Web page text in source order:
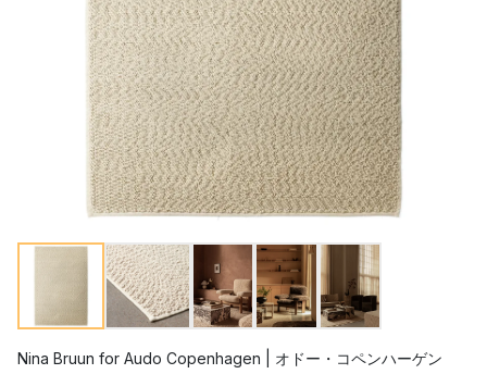
Nina Bruun for Audo Copenhagen | オドー・コペンハーゲン